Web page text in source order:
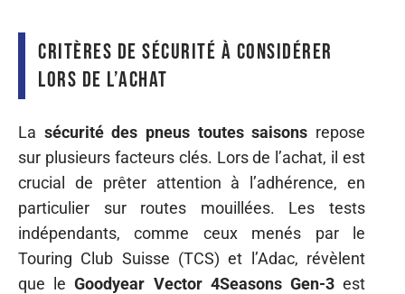
Critères de sécurité à considérer
lors de l’achat
La sécurité des pneus toutes saisons repose
sur plusieurs facteurs clés. Lors de l’achat, il est
crucial de prêter attention à l’adhérence, en
particulier sur routes mouillées. Les tests
indépendants, comme ceux menés par le
Touring Club Suisse (TCS) et l’Adac, révèlent
que leGoodyear Vector 4Seasons Gen-3est